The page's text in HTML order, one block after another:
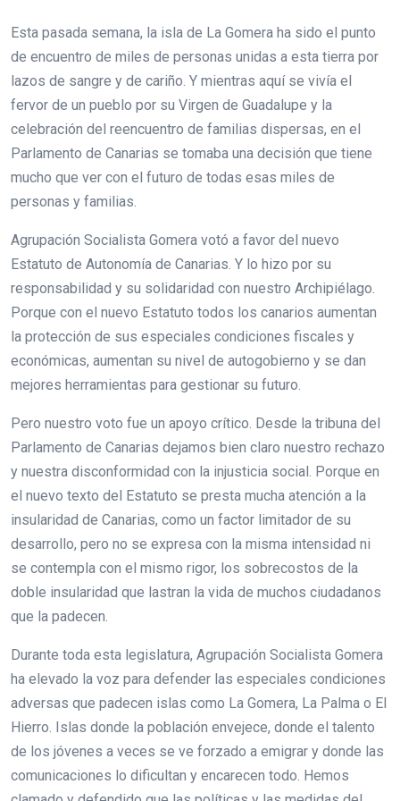
Esta pasada semana, la isla de La Gomera ha sido el punto
de encuentro de miles de personas unidas a esta tierra por
lazos de sangre y de cariño. Y mientras aquí se vivía el
fervor de un pueblo por su Virgen de Guadalupe y la
celebración del reencuentro de familias dispersas, en el
Parlamento de Canarias se tomaba una decisión que tiene
mucho que ver con el futuro de todas esas miles de
personas y familias.
Agrupación Socialista Gomera votó a favor del nuevo
Estatuto de Autonomía de Canarias. Y lo hizo por su
responsabilidad y su solidaridad con nuestro Archipiélago.
Porque con el nuevo Estatuto todos los canarios aumentan
la protección de sus especiales condiciones fiscales y
económicas, aumentan su nivel de autogobierno y se dan
mejores herramientas para gestionar su futuro.
Pero nuestro voto fue un apoyo crítico. Desde la tribuna del
Parlamento de Canarias dejamos bien claro nuestro rechazo
y nuestra disconformidad con la injusticia social. Porque en
el nuevo texto del Estatuto se presta mucha atención a la
insularidad de Canarias, como un factor limitador de su
desarrollo, pero no se expresa con la misma intensidad ni
se contempla con el mismo rigor, los sobrecostos de la
doble insularidad que lastran la vida de muchos ciudadanos
que la padecen.
Durante toda esta legislatura, Agrupación Socialista Gomera
ha elevado la voz para defender las especiales condiciones
adversas que padecen islas como La Gomera, La Palma o El
Hierro. Islas donde la población envejece, donde el talento
de los jóvenes a veces se ve forzado a emigrar y donde las
comunicaciones lo dificultan y encarecen todo. Hemos